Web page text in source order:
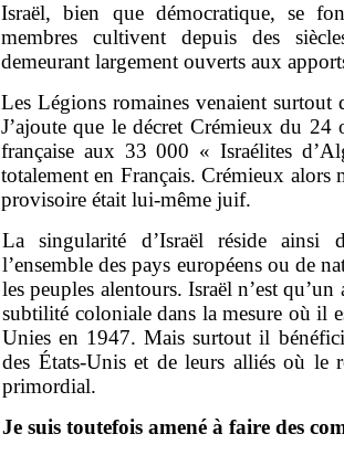
Israël, bien que démocratique, se
membres cultivent depuis des
demeurant largement ouverts aux
Les Légions romaines venaient surtout
J’ajoute que le décret Crémieux du
française aux 33 000 « Israélites
totalement en Français. Crémieux
provisoire était lui-même juif.
La singularité d’Israël réside
l’ensemble des pays européens ou de
les peuples alentours. Israël n’est
subtilité coloniale dans la mesure où il
Unies en 1947. Mais surtout il
des États-Unis et de leurs alliés où le
primordial.
Je suis toutefois amené à faire des